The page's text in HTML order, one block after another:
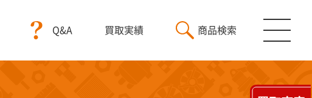
Q&A 買取実績 商品検索